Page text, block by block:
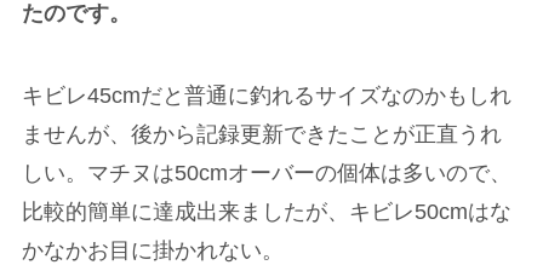
たのです。
キビレ45cmだと普通に釣れるサイズなのかもしれ
ませんが、後から記録更新できたことが正直うれ
しい。マチヌは50cmオーバーの個体は多いので、
比較的簡単に達成出来ましたが、キビレ50cmはな
かなかお目に掛かれない。